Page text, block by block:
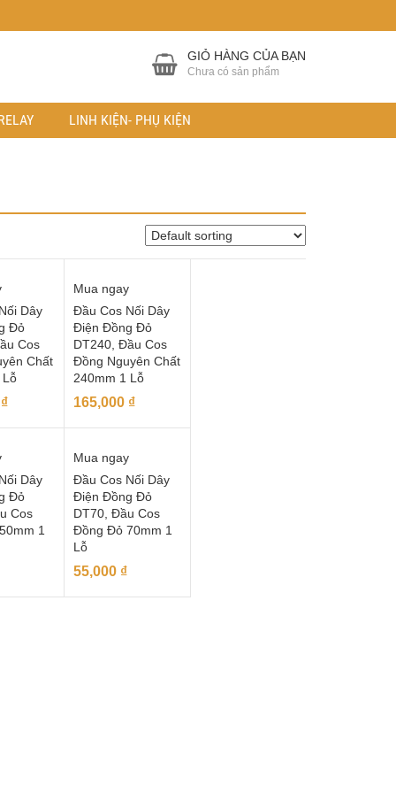
GIỎ HÀNG CỦA BẠN
Chưa có sản phẩm
LINH KIỆN- PHỤ KIỆN
Dây
Đỏ
Cos
Chất
Lỗ
₫
Mua ngay
Đầu Cos Nối Dây
Điện Đồng Đỏ
DT240, Đầu Cos
Đồng Nguyên Chất
240mm 1 Lỗ
165,000 ₫
Dây
Đỏ
Cos
1
Mua ngay
Đầu Cos Nối Dây
Điện Đồng Đỏ
DT70, Đầu Cos
Đồng Đỏ 70mm 1
Lỗ
55,000 ₫